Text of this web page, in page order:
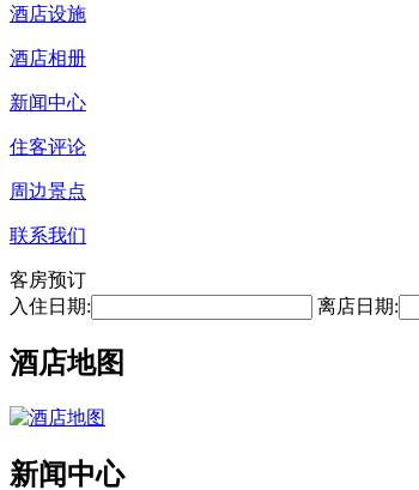
酒店设施
酒店相册
新闻中心
住客评论
周边景点
联系我们
客房预订
入住日期:
离店日期:
酒店地图
新闻中心